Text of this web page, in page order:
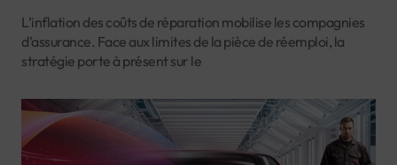
L’inflation des coûts de réparation mobilise les compagnies
d’assurance. Face aux limites de la pièce de réemploi, la
stratégie porte à présent sur le